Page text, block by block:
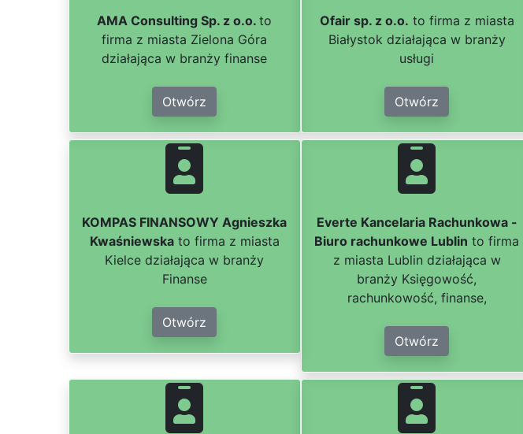
AMA Consulting Sp. z o.o.to
firma z miasta Zielona Góra
działająca w branży finanse
Otwórz
Ofair sp. z o.o. to firma z miasta
Białystok działająca w branży
usługi
Otwórz
KOMPAS FINANSOWY Agnieszka
Kwaśniewskato firma z miasta
Kielce działająca w branży
Finanse
Otwórz
Everte Kancelaria Rachunkowa -
Biuro rachunkowe Lublin to firma
z miasta Lublin działająca w
branży Księgowość,
rachunkowość, finanse,
Otwórz